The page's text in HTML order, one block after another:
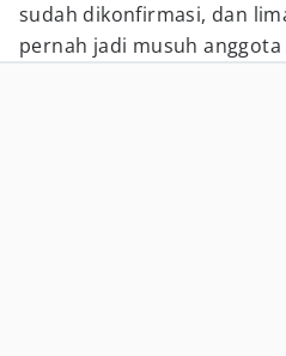
sudah dikonfirmasi, dan
pernah jadi musuh anggota